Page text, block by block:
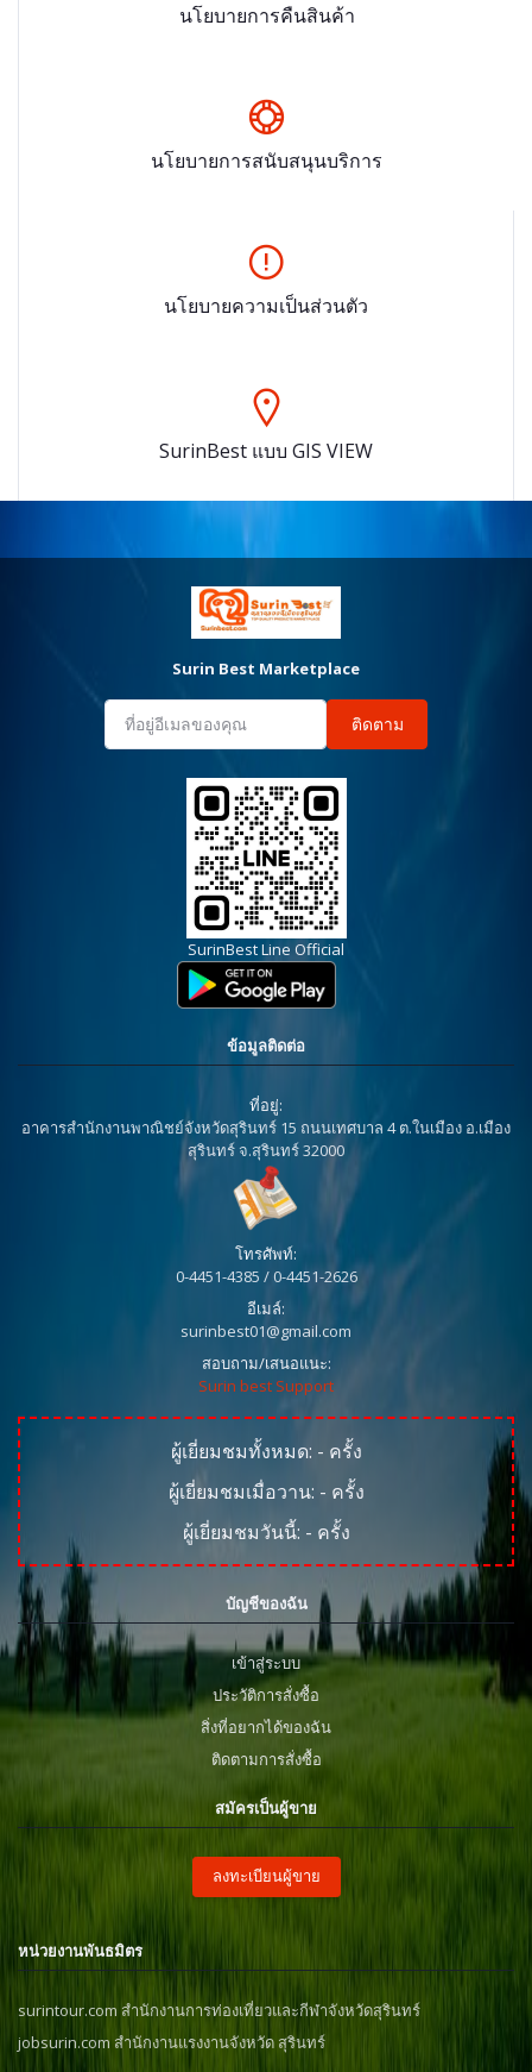
นโยบายการคืนสินค้า
นโยบายการสนับสนุนบริการ
นโยบายความเป็นส่วนตัว
SurinBest แบบ GIS VIEW
Surin Best Marketplace
ติดตาม
SurinBest Line Official
ข้อมูลติดต่อ
ที่อยู่:
อาคารสำนักงานพาณิชย์จังหวัดสุรินทร์ 15 ถนนเทศบาล 4 ต.ในเมือง อ.เมือง
สุรินทร์ จ.สุรินทร์ 32000
โทรศัพท์:
0-4451-4385 / 0-4451-2626
อีเมล์:
surinbest01@gmail.com
สอบถาม/เสนอแนะ:
Surin best Support
ผู้เยี่ยมชมทั้งหมด: - ครั้ง
ผู้เยี่ยมชมเมื่อวาน: - ครั้ง
ผู้เยี่ยมชมวันนี้: - ครั้ง
บัญชีของฉัน
เข้าสู่ระบบ
ประวัติการสั่งซื้อ
สิ่งที่อยากได้ของฉัน
ติดตามการสั่งซื้อ
สมัครเป็นผู้ขาย
ลงทะเบียนผู้ขาย
หน่วยงานพันธมิตร
surintour.com สำนักงานการท่องเที่ยวและกีฬาจังหวัดสุรินทร์
jobsurin.com สำนักงานแรงงานจังหวัด สุรินทร์